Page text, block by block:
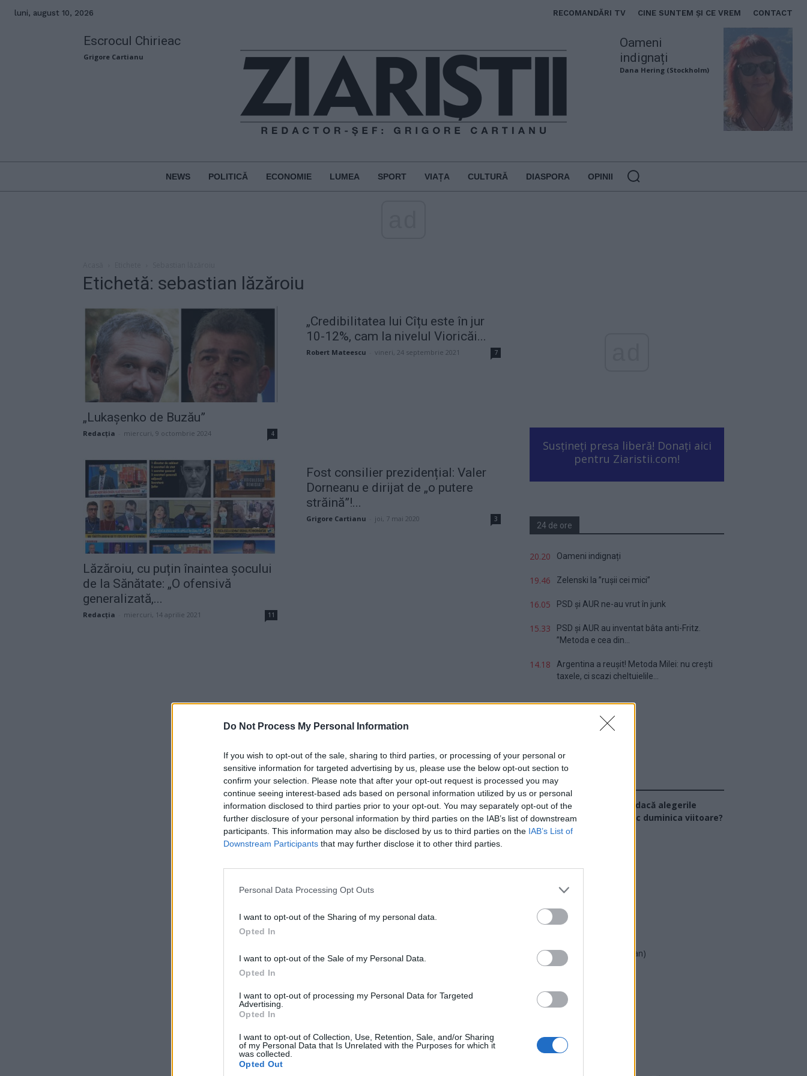
Do Not Process My Personal Information
If you wish to opt-out of the sale, sharing to third parties, or processing of your personal or
sensitive information for targeted advertising by us, please use the below opt-out section to
confirm your selection. Please note that after your opt-out request is processed you may
continue seeing interest-based ads based on personal information utilized by us or personal
information disclosed to third parties prior to your opt-out. You may separately opt-out of the
further disclosure of your personal information by third parties on the IAB’s list of downstream
participants. This information may also be disclosed by us to third parties on the IAB’s List of
Downstream Participants that may further disclose it to other third parties.
Personal Data Processing Opt Outs
I want to opt-out of the Sharing of my personal data.
Opted In
I want to opt-out of the Sale of my Personal Data.
Opted In
I want to opt-out of processing my Personal Data for Targeted
Advertising.
Opted In
I want to opt-out of Collection, Use, Retention, Sale, and/or Sharing
of my Personal Data that Is Unrelated with the Purposes for which it
was collected.
Opted Out
luni, august 10, 2026 RECOMANDĂRI TV CINE SUNTEM ȘI CE VREM CONTACT
Escrocul Chirieac
Grigore Cartianu
Oameni
indignați
Dana Hering (Stockholm)
NEWS POLITICĂ ECONOMIE LUMEA SPORT VIAȚA CULTURĂ DIASPORA OPINII
Etichetă: sebastian lăzăroiu
„Lukașenko de Buzău”
Redacţia miercuri, 9 octombrie 2024 4
„Credibilitatea lui Cîțu este în jur
10-12%, cam la nivelul Vioricăi...
Robert Mateescu vineri, 24 septembrie 2021 7
Lăzăroiu, cu puțin înaintea șocului
de la Sănătate: „O ofensivă
generalizată,...
Redacţia miercuri, 14 aprilie 2021 11
Fost consilier prezidențial: Valer
Dorneanu e dirijat de „o putere
străină”!...
Grigore Cartianu joi, 7 mai 2020 3
Susțineți presa liberă! Donați aici
pentru Ziaristii.com!
24 de ore
20.20 Oameni indignați
19.46 Zelenski la ”rușii cei mici”
16.05 PSD și AUR ne-au vrut în junk
15.33
PSD și AUR au inventat bâta anti-Fritz.
”Metoda e cea din...
14.18
Argentina a reușit! Metoda Milei: nu crești
taxele, ci scazi cheltuielile...
Sondaj
Ce partid ați vota dacă alegerile
parlamentare ar avea loc duminica viitoare?
UDMR
Forța Dreptei (L. Orban)
REPER
SENS
POT (Gavrilă)